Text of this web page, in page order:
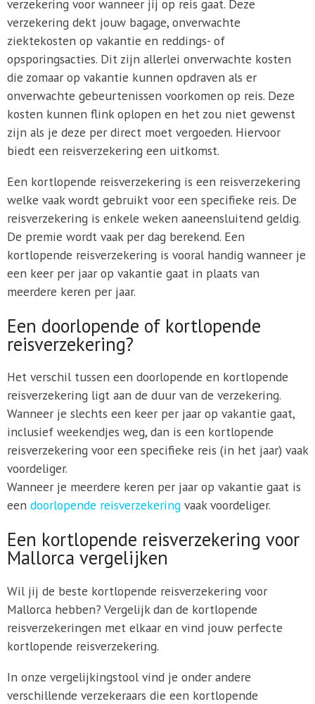
verzekering voor wanneer jij op reis gaat. Deze
verzekering dekt jouw bagage, onverwachte
ziektekosten op vakantie en reddings- of
opsporingsacties. Dit zijn allerlei onverwachte kosten
die zomaar op vakantie kunnen opdraven als er
onverwachte gebeurtenissen voorkomen op reis. Deze
kosten kunnen flink oplopen en het zou niet gewenst
zijn als je deze per direct moet vergoeden. Hiervoor
biedt een reisverzekering een uitkomst.
Een kortlopende reisverzekering is een reisverzekering
welke vaak wordt gebruikt voor een specifieke reis. De
reisverzekering is enkele weken aaneensluitend geldig.
De premie wordt vaak per dag berekend. Een
kortlopende reisverzekering is vooral handig wanneer je
een keer per jaar op vakantie gaat in plaats van
meerdere keren per jaar.
Een doorlopende of kortlopende
reisverzekering?
Het verschil tussen een doorlopende en kortlopende
reisverzekering ligt aan de duur van de verzekering.
Wanneer je slechts een keer per jaar op vakantie gaat,
inclusief weekendjes weg, dan is een kortlopende
reisverzekering voor een specifieke reis (in het jaar) vaak
voordeliger.
Wanneer je meerdere keren per jaar op vakantie gaat is
een doorlopende reisverzekeringvaak voordeliger.
Een kortlopende reisverzekering voor
Mallorca vergelijken
Wil jij de beste kortlopende reisverzekering voor
Mallorca hebben? Vergelijk dan de kortlopende
reisverzekeringen met elkaar en vind jouw perfecte
kortlopende reisverzekering.
In onze vergelijkingstool vind je onder andere
verschillende verzekeraars die een kortlopende